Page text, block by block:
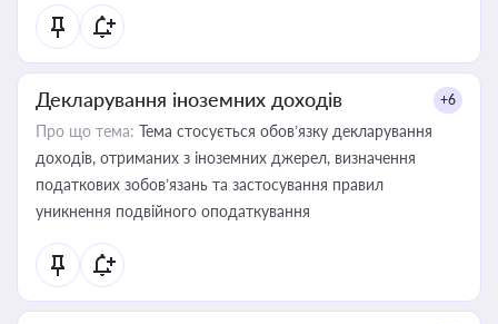
Декларування іноземних доходів +6
Про що тема: Тема стосується обов’язку декларування
доходів, отриманих з іноземних джерел, визначення
податкових зобов’язань та застосування правил
уникнення подвійного оподаткування